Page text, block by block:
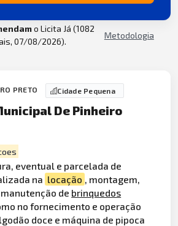
o Licita Já (1082
07/08/2026).
Metodologia
PRETO Cidade Pequena
De Pinheiro
eventual e parcelada de
na locação , montagem,
manutenção de brinquedos
no fornecimento e operação
doce e máquina de pipoca